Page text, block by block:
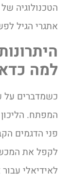
הטכנולוגיה
אתגרי הגיל
למה
כשמדברים על
המפתח.
פני הדגמים
לקפל את
לאידיאלי